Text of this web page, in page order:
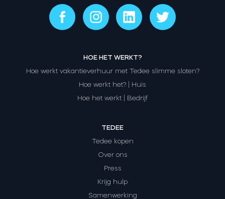
HOE HET WERKT?
Hoe werkt vakantieverhuur met Tedee slimme sloten?
Hoe werkt het? | Huis
Hoe het werkt | Bedrijf
TEDEE
Tedee kopen
Over ons
Press
Krijg hulp
Samenwerking